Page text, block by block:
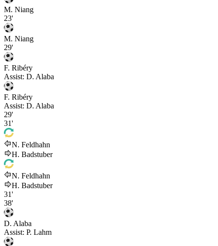
M. Niang
23'
M. Niang
29'
F. Ribéry
Assist: D. Alaba
F. Ribéry
Assist: D. Alaba
29'
31'
N. Feldhahn
H. Badstuber
N. Feldhahn
H. Badstuber
31'
38'
D. Alaba
Assist: P. Lahm